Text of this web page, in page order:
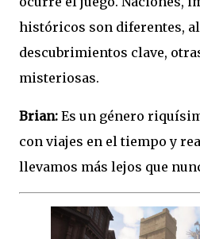
históricos son diferentes,
descubrimientos clave,
misteriosas.
Brian: Es un género
con viajes en el tiempo y
llevamos más lejos que